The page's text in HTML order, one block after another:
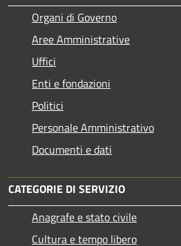
Organi di Governo
Aree Amministrative
Uffici
Enti e fondazioni
Politici
Personale Amministrativo
Documenti e dati
CATEGORIE DI SERVIZIO
Anagrafe e stato civile
Cultura e tempo libero